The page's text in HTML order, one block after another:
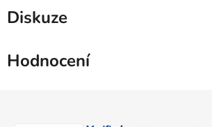
Diskuze
Hodnocení